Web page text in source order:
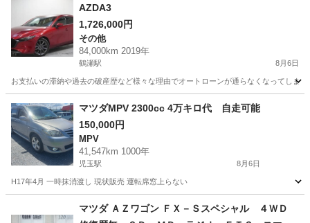
AZDA3
1,726,000円
その他
84,000km 2019年
鶴瀬駅 8月6日
お支払いの滞納や過去の破産歴など様々な理由でオートローンが通らなくなってしま
埼玉 川越市 鶴瀬駅 オトロン
マツダMPV 2300cc 4万キロ代 自走可能
150,000円
MPV
41,547km 1000年
児玉駅 8月6日
H17年4月 一時抹消渡し 現状販売 運転席窓上らない
児玉駅 MPV
マツダ ＡＺワゴン ＦＸ－Ｓスペシャル ４ＷＤ